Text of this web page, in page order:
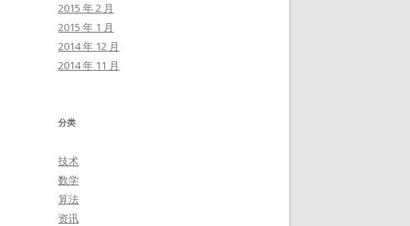
2015 年 2 月
2015 年 1 月
2014 年 12 月
2014 年 11 月
分类
技术
数学
算法
资讯